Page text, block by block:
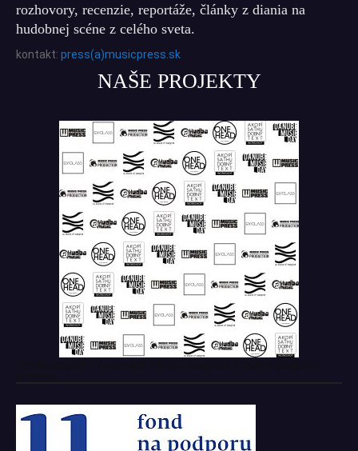
rozhovory, recenzie, reportáže, články z diania na
hudobnej scéne z celého sveta.
kontakt: press(a)musicpress.sk
NAŠE PROJEKTY